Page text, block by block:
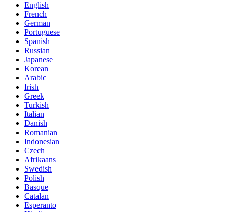
English
French
German
Portuguese
Spanish
Russian
Japanese
Korean
Arabic
Irish
Greek
Turkish
Italian
Danish
Romanian
Indonesian
Czech
Afrikaans
Swedish
Polish
Basque
Catalan
Esperanto